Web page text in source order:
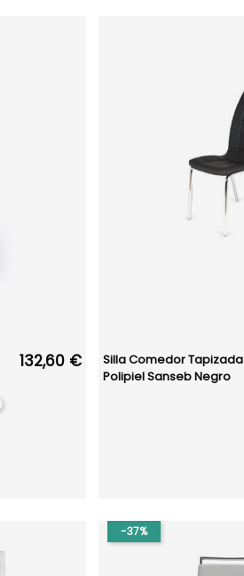
132,60 €
Silla Comedor Tapizada
Polipiel Sanseb Negro
-37%